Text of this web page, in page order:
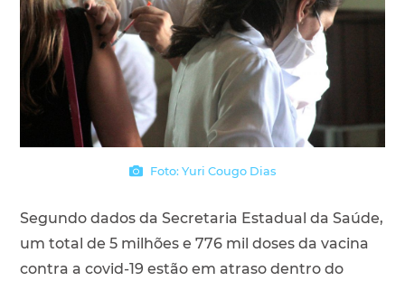
Foto: Yuri Cougo Dias
Segundo dados da Secretaria Estadual da Saúde,
um total de 5 milhões e 776 mil doses da vacina
contra a covid-19 estão em atraso dentro do